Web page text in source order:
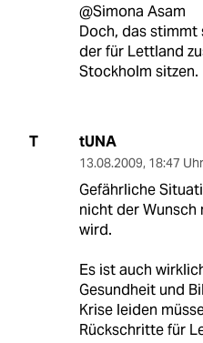
@Simona Asam
Doch, das
der für Lettland
Stockholm sitzen.
T tUNA
13.08.2009, 18:47 Uhr
Gefährliche
nicht der Wunsch
wird.
Es ist auch
Gesundheit und
Krise leiden
Rückschritte für